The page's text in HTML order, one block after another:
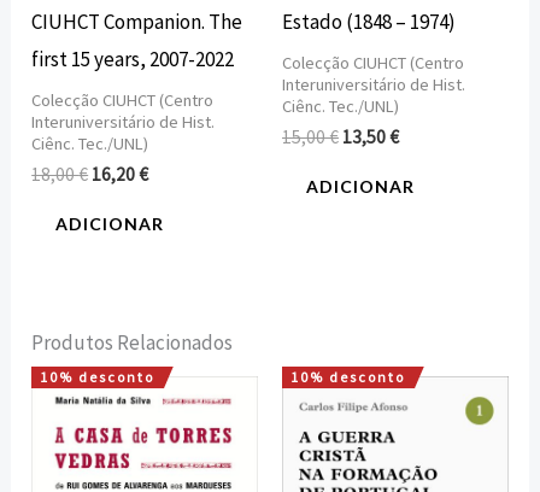
CIUHCT Companion. The
first 15 years, 2007-2022
Colecção CIUHCT (Centro
Interuniversitário de Hist.
Ciênc. Tec./UNL)
18,00€ 16,20€
ADICIONAR
Estado (1848 – 1974)
Colecção CIUHCT (Centro
Interuniversitário de Hist.
Ciênc. Tec./UNL)
15,00€ 13,50€
ADICIONAR
Produtos Relacionados
10% desconto
O
preço
original
era:
16,80 €.
O
preço
atual
15,12 €.
10% desconto
O
preço
original
era:
28,00 €.
O
preço
25,20 €.